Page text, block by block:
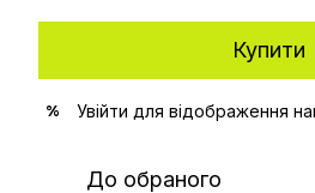
Купити
% Увійти для відображення
До обраного